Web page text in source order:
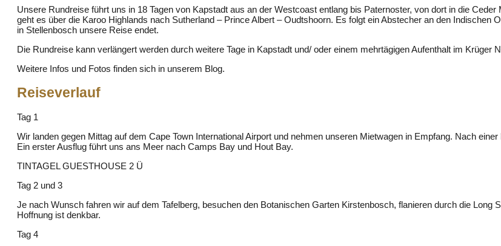
Unsere Rundreise führt uns in 18 Tagen von Kapstadt aus an der Westcoast entlang bis Paternoster, von dort in die
geht es über die Karoo Highlands nach Sutherland – Prince Albert – Oudtshoorn. Es folgt ein Abstecher an den
in Stellenbosch unsere Reise endet.
Die Rundreise kann verlängert werden durch weitere Tage in Kapstadt und/ oder einem mehrtägigen Aufenthalt im Krüger
Weitere Infos und Fotos finden sich in unserem Blog.
Reiseverlauf
Tag 1
Wir landen gegen Mittag auf dem Cape Town International Airport und nehmen unseren Mietwagen in Empfang. Nach
Ein erster Ausflug führt uns ans Meer nach Camps Bay und Hout Bay.
TINTAGEL GUESTHOUSE 2 Ü
Tag 2 und 3
Je nach Wunsch fahren wir auf dem Tafelberg, besuchen den Botanischen Garten Kirstenbosch, flanieren durch die Long
Hoffnung ist denkbar.
Tag 4